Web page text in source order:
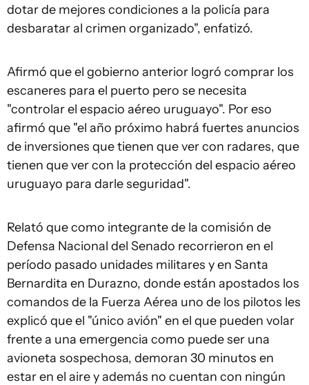
dotar de mejores condiciones a la policía para
desbaratar al crimen organizado", enfatizó.
Afirmó que el gobierno anterior logró comprar los
escaneres para el puerto pero se necesita
"controlar el espacio aéreo uruguayo". Por eso
afirmó que "el año próximo habrá fuertes anuncios
de inversiones que tienen que ver con radares, que
tienen que ver con la protección del espacio aéreo
uruguayo para darle seguridad".
Relató que como integrante de la comisión de
Defensa Nacional del Senado recorrieron en el
período pasado unidades militares y en Santa
Bernardita en Durazno, donde están apostados los
comandos de la Fuerza Aérea uno de los pilotos les
explicó que el "único avión" en el que pueden volar
frente a una emergencia como puede ser una
avioneta sospechosa, demoran 30 minutos en
estar en el aire y además no cuentan con ningún